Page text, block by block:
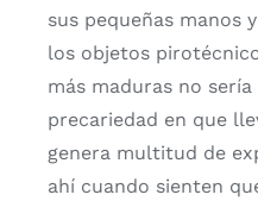
sus pequeñas manos
los objetos
más maduras no
precariedad en que
genera multitud de
ahí cuando sienten